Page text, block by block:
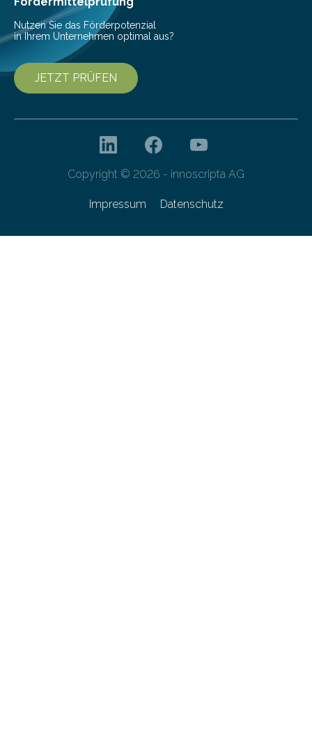
Technologien…
Nutzen Sie das Förderpotenzial
in Ihrem Unternehmen optimal aus?
JETZT PRÜFEN
Copyright © 2026 - innoscripta AG
Impressum Datenschutz